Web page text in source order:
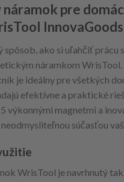
pre
InnovaGoods
ako si uľahčiť prácu
náramkom WrisTool.
je ideálny pre všetkých
efektívne a praktické
výkonnými magnetmi a
súčasťou
WrisTool je navrhnutý